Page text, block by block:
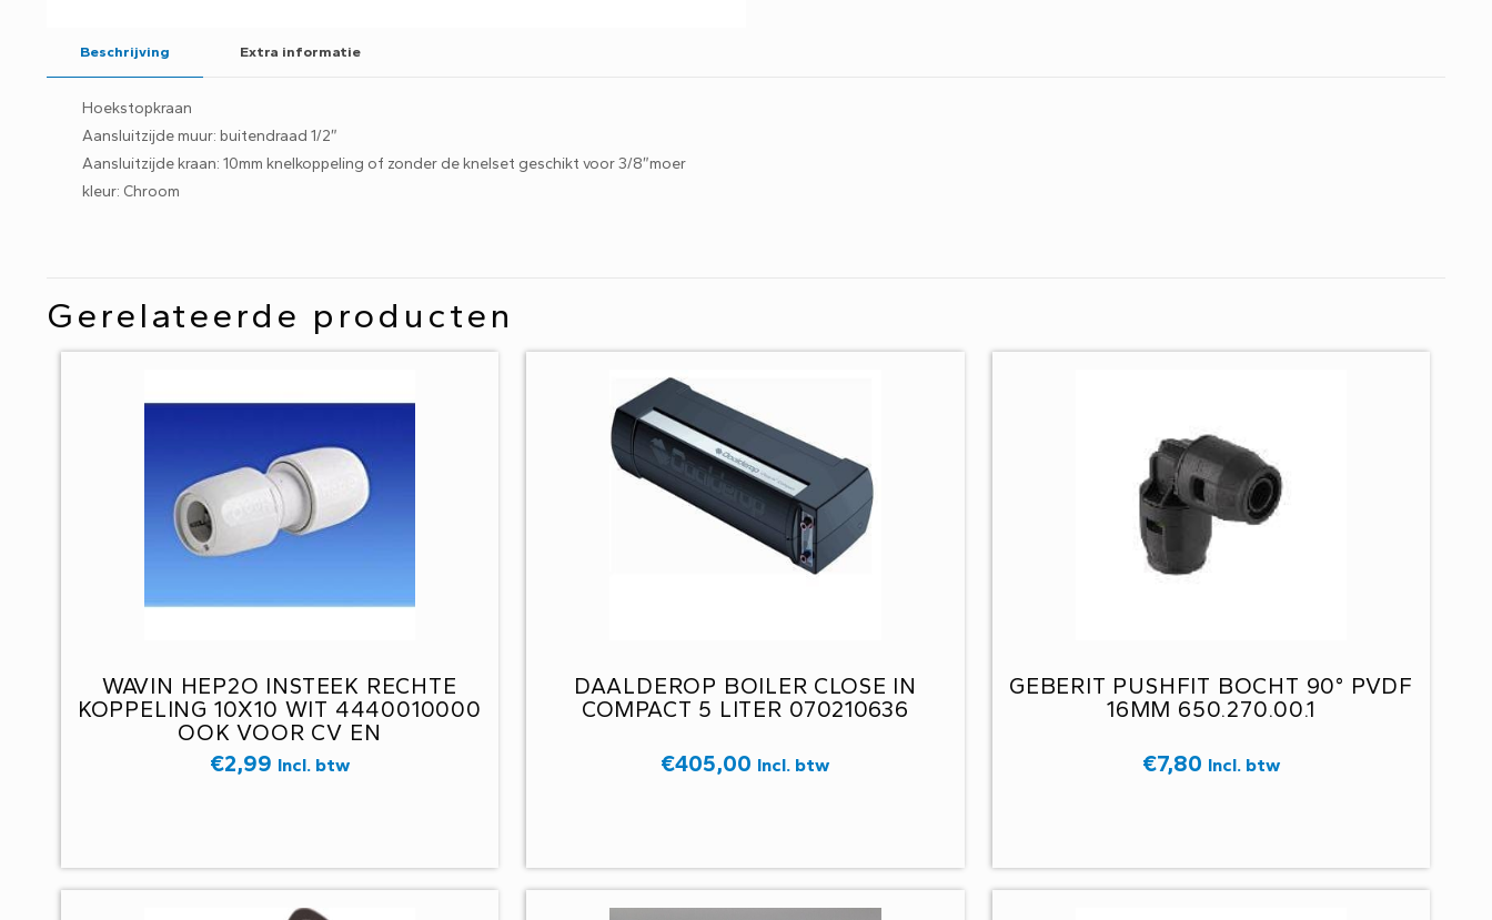
Beschrijving Extra informatie
Hoekstopkraan
Aansluitzijde muur: buitendraad 1/2″
Aansluitzijde kraan: 10mm knelkoppeling of zonder de knelset geschikt voor 3/8″moer
kleur: Chroom
Gerelateerde producten
WAVIN HEP2O INSTEEK RECHTE
KOPPELING 10X10 WIT 4440010000
OOK VOOR CV EN
VLOERVERWARMING
€2,99 Incl. btw
DAALDEROP BOILER CLOSE IN
COMPACT 5 LITER 070210636
€405,00 Incl. btw
GEBERIT PUSHFIT BOCHT 90° PVDF
16MM 650.270.00.1
€7,80 Incl. btw